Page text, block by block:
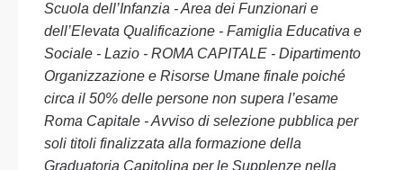
Scuola dell’Infanzia - Area dei Funzionari e
dell’Elevata Qualificazione - Famiglia Educativa e
Sociale - Lazio - ROMA CAPITALE - Dipartimento
Organizzazione e Risorse Umane finale poiché
circa il 50% delle persone non supera l’esame
Roma Capitale - Avviso di selezione pubblica per
soli titoli finalizzata alla formazione della
Graduatoria Capitolina per le Supplenze nella